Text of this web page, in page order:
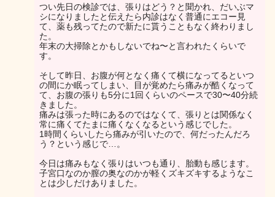
つい先日の検診では、張りはどう？と聞かれ、だいぶマ
シになりましたと伝えたら内診はなく普通にエコー見
て、薬も残ってたので新たに貰うこともなく終わりまし
た。
年末の大掃除とかもしないでね〜と言われたくらいで
す。
そして昨日、お腹が何となく痛くて横になってるといつ
の間にか眠ってしまい、目が覚めたら痛みが酷くなって
て、お腹の張りも5分に1回くらいのペースで30〜40分続
きました。
痛みは張った時にあるのではなくて、張りとは関係なく
常に痛くてたまに痛くなくなるという感じでした。
1時間くらいしたら痛みが引いたので、何だったんだろ
う？という感じで…。
今日は痛みもなく張りはいつも通り、胎動も感じます。
子宮口なのか膣の奥なのかが軽くズキズキするようなこ
とは少しだけありました。